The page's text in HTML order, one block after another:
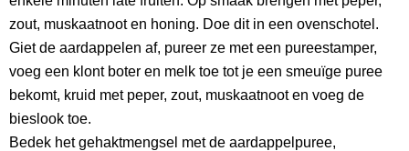
zout, muskaatnoot en honing. Doe dit in een ovenschotel.
Giet de aardappelen af, pureer ze met een pureestamper,
voeg een klont boter en melk toe tot je een smeuïge puree
bekomt, kruid met peper, zout, muskaatnoot en voeg de
bieslook toe.
Bedek het gehaktmengsel met de aardappelpuree,